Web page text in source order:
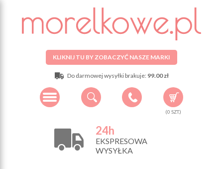
KLIKNIJ TU BY ZOBACZYĆ NASZE MARKI
Do darmowej wysyłki brakuje: 99.00 zł
(0 SZT.)
24h
EKSPRESOWA
WYSYŁKA